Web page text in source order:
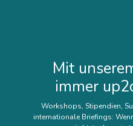
Mit
immer
Workshops, Stipendien,
internationale Briefings: